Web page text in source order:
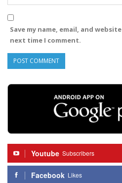
Save my name, email, and
next time I comment.
Youtube Subscribers
Facebook Likes